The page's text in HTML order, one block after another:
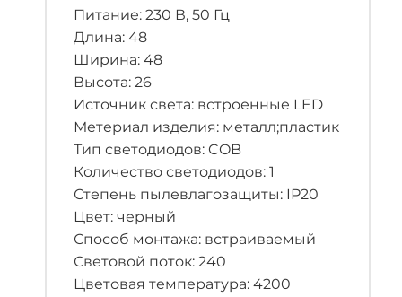
Питание: 230 В, 50 Гц
Длина: 48
Ширина: 48
Высота: 26
Источник света: встроенные LED
Метериал изделия: металл;пластик
Тип светодиодов: COB
Количество светодиодов: 1
Степень пылевлагозащиты: IP20
Цвет: черный
Способ монтажа: встраиваемый
Световой поток: 240
Цветовая температура: 4200